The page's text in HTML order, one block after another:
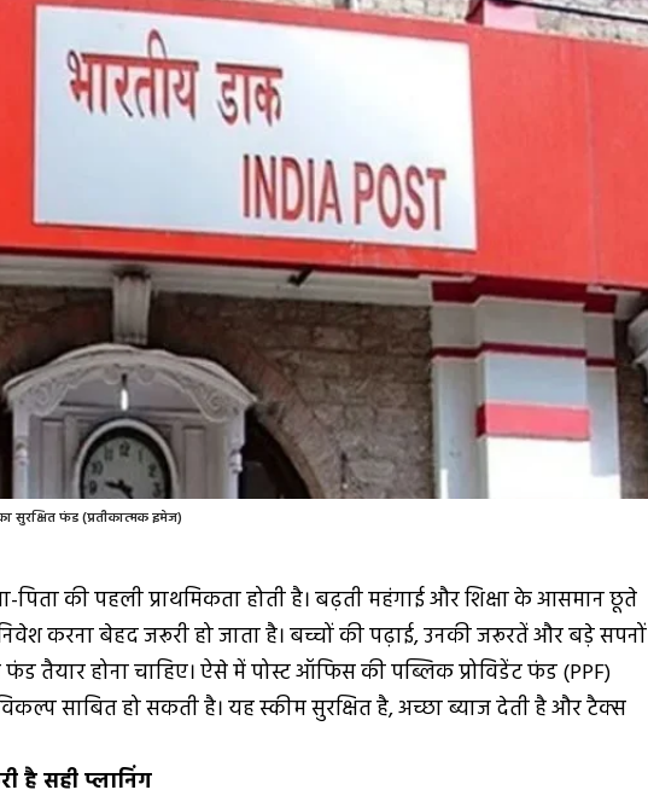
फंड (प्रतीकात्मक इमेज)
पिता की पहली प्राथमिकता होती है। बढ़ती महंगाई और शिक्षा के आसमान छूते
करना बेहद जरूरी हो जाता है। बच्चों की पढ़ाई, उनकी जरूरतें और बड़े सपनों
तैयार होना चाहिए। ऐसे में पोस्ट ऑफिस की पब्लिक प्रोविडेंट फंड (PPF)
साबित हो सकती है। यह स्कीम सुरक्षित है, अच्छा ब्याज देती है और टैक्स
है सही प्लानिंग